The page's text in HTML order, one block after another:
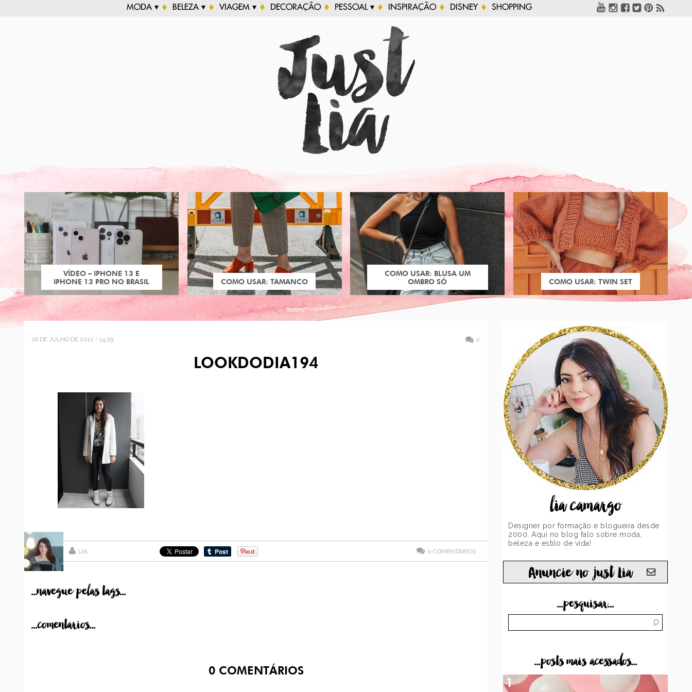
MODA ▾ BELEZA ▾ VIAGEM ▾ DECORAÇÃO PESSOAL ▾ INSPIRAÇÃO DISNEY SHOPPING
VÍDEO – IPHONE 13 E
IPHONE 13 PRO NO BRASIL
COMO USAR: TAMANCO
COMO USAR: BLUSA UM
OMBRO SÓ
COMO USAR: TWIN SET
16 DE JULHO DE 2012 - 14:29 0
LOOKDODIA194
LIA 0 COMENTÁRIOS
...navegue pelas tags...
...comentarios...
0COMENTÁRIOS
lia camargo
Designer por formação e blogueira desde
2000. Aqui no blog falo sobre moda,
beleza e estilo de vida!
Anuncie no just Lia
...pesquisar...
...posts mais acessados...
1